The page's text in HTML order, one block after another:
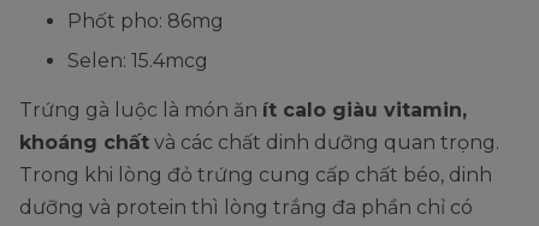
Phốt pho: 86mg
Selen: 15.4mcg
Trứng gà luộc là món ăn ít calo giàu vitamin,
khoáng chất và các chất dinh dưỡng quan trọng.
Trong khi lòng đỏ trứng cung cấp chất béo, dinh
dưỡng và protein thì lòng trắng đa phần chỉ có